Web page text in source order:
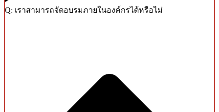
Q: เราสามารถจัดอบรมภายในองค์กรได้หรือไม่